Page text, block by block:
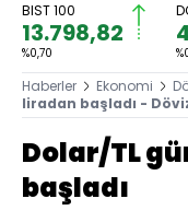
BIST 100
13.798,82
%0,70
Haberler Ekonomi
liradan başladı -
Dolar/TL
başladı